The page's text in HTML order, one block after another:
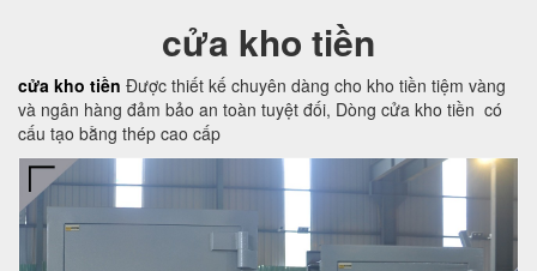
cửa kho tiền
cửa kho tiền Được thiết kế chuyên dàng cho kho tiền tiệm vàng
và ngân hàng đảm bảo an toàn tuyệt đối, Dòng cửa kho tiền có
cấu tạo bằng thép cao cấp